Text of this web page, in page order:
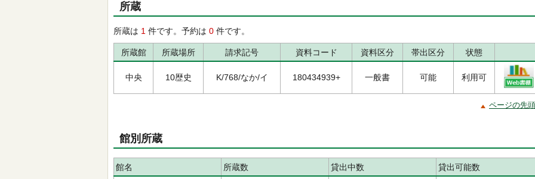
所蔵
所蔵は 1 件です。予約は 0 件です。
所蔵館 所蔵場所 請求記号 資料コード 資料区分 帯出区分 状態
中央 10歴史 K/768/なか/イ 180434939+ 一般書 可能 利用可
ページの先
館別所蔵
館名 所蔵数 貸出中数
貸出可能数